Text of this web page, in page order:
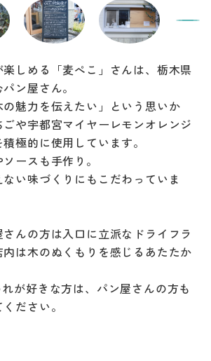
しめる「麦ぺこ」さんは、栃木県
ン屋さん。
の魅力を伝えたい」という思いか
や宇都宮マイヤーレモンオレンジ
極的に使用しています。
ースも手作り。
い味づくりにもこだわっていま
んの方は入口に立派なドライフラ
は木のぬくもりを感じるあたたか
が好きな方は、パン屋さんの方も
ださい。